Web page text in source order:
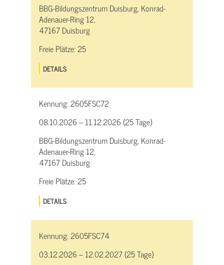
BBG-Bildungszentrum Duisburg, Konrad-
Adenauer-Ring 12,
47167 Duisburg
Freie Plätze:25
DETAILS
Kennung:2605FSC72
08.10.2026 – 11.12.2026 (25 Tage)
BBG-Bildungszentrum Duisburg, Konrad-
Adenauer-Ring 12,
47167 Duisburg
Freie Plätze:25
DETAILS
Kennung:2605FSC74
03.12.2026 – 12.02.2027 (25 Tage)